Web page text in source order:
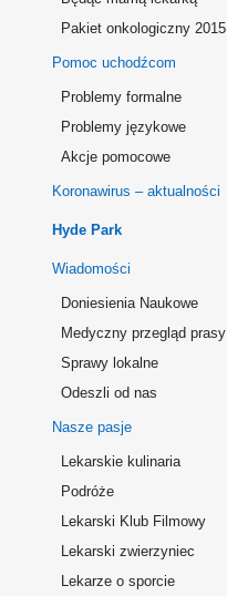
Pakiet onkologiczny 2015
Pomoc uchodźcom
Problemy formalne
Problemy językowe
Akcje pomocowe
Koronawirus – aktualności
Hyde Park
Wiadomości
Doniesienia Naukowe
Medyczny przegląd prasy
Sprawy lokalne
Odeszli od nas
Nasze pasje
Lekarskie kulinaria
Podróże
Lekarski Klub Filmowy
Lekarski zwierzyniec
Lekarze o sporcie